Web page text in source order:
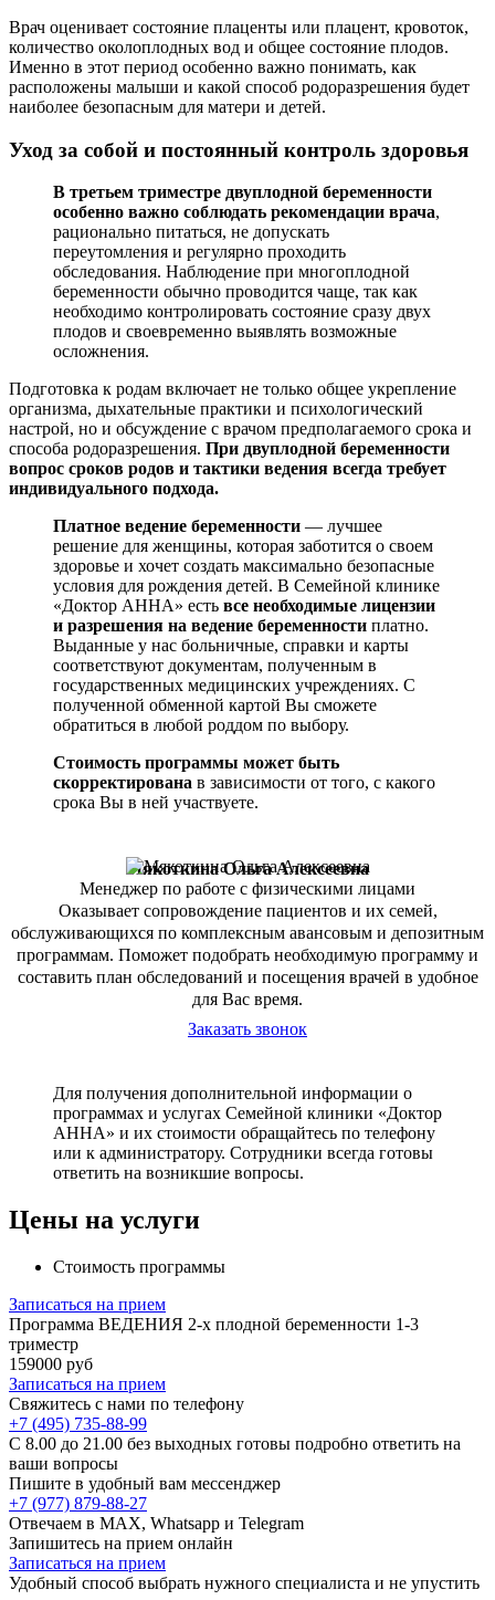
Врач оценивает состояние плаценты или плацент, кровоток,
количество околоплодных вод и общее состояние плодов.
Именно в этот период особенно важно понимать, как
расположены малыши и какой способ родоразрешения будет
наиболее безопасным для матери и детей.
Уход за собой и постоянный контроль здоровья
В третьем триместре двуплодной беременности
особенно важно соблюдать рекомендации врача,
рационально питаться, не допускать
переутомления и регулярно проходить
обследования. Наблюдение при многоплодной
беременности обычно проводится чаще, так как
необходимо контролировать состояние сразу двух
плодов и своевременно выявлять возможные
осложнения.
Подготовка к родам включает не только общее укрепление
организма, дыхательные практики и психологический
настрой, но и обсуждение с врачом предполагаемого срока и
способа родоразрешения. При двуплодной беременности
вопрос сроков родов и тактики ведения всегда требует
индивидуального подхода.
Платное ведение беременности — лучшее
решение для женщины, которая заботится о своем
здоровье и хочет создать максимально безопасные
условия для рождения детей. В Семейной клинике
«Доктор АННА» есть все необходимые лицензии
и разрешения на ведение беременности платно.
Выданные у нас больничные, справки и карты
соответствуют документам, полученным в
государственных медицинских учреждениях. С
полученной обменной картой Вы сможете
обратиться в любой роддом по выбору.
Стоимость программы может быть
скорректирована в зависимости от того, с какого
срока Вы в ней участвуете.
Мякоткина Ольга Алексеевна
Менеджер по работе с физическими лицами
Оказывает сопровождение пациентов и их семей,
обслуживающихся по комплексным авансовым и депозитным
программам. Поможет подобрать необходимую программу и
составить план обследований и посещения врачей в удобное
для Вас время.
Заказать звонок
Для получения дополнительной информации о
программах и услугах Семейной клиники «Доктор
АННА» и их стоимости обращайтесь по телефону
или к администратору. Сотрудники всегда готовы
ответить на возникшие вопросы.
Цены на услуги
Стоимость программы
Записаться на прием
Программа ВЕДЕНИЯ 2-х плодной беременности 1-3
триместр
159000 руб
Записаться на прием
Свяжитесь с нами по телефону
+7 (495) 735-88-99
C 8.00 до 21.00 без выходных готовы подробно ответить на
ваши вопросы
Пишите в удобный вам мессенджер
+7 (977) 879-88-27
Отвечаем в MAX, Whatsapp и Telegram
Запишитесь на прием онлайн
Записаться на прием
Удобный способ выбрать нужного специалиста и не упустить